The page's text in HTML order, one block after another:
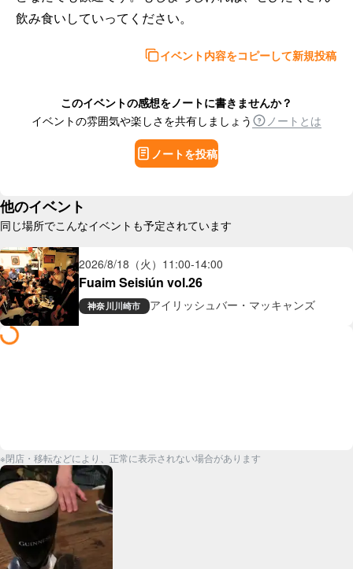
飲み食いしていってください。
イベント内容をコピーして新規投稿
このイベントの感想をノートに書きませんか？
イベントの雰囲気や楽しさを共有しましょう
ノートとは
ノートを投稿
他のイベント
同じ場所でこんなイベントも予定されています
2026/8/18（火） 11:00-14:00
Fuaim Seisiún vol.26
神奈川川崎市 アイリッシュバー・マッキャンズ
※閉店・移転などにより、正常に表示されない場合があります